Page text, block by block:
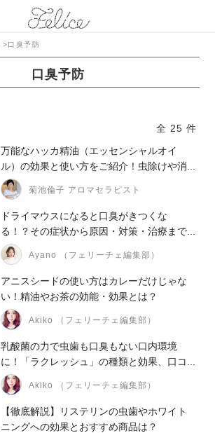
>口臭予防
口臭予防
全 25 件
万能なハッカ精油（エッセンシャルオイ
ル）の効果と使い方をご紹介！虫除けや消...
菊池倫子 アロマセラピスト
ドライマウスになると口臭がきつくな
る！？その症状から原因・対策・治療まで...
Ayano （フェリーチェ編集部）
アニスシードの使い方はカレーだけじゃな
い！精油やお茶の効能・効果とは？
Akiko （フェリーチェ編集部）
乳酸菌の力で虫歯も口臭もない口内環境
に！「ラクレッシュ」の種類と効果、口コ...
Akiko （フェリーチェ編集部）
【徹底解説】リステリンの虫歯やホワイト
ニングへの効果とおすすめ商品は？